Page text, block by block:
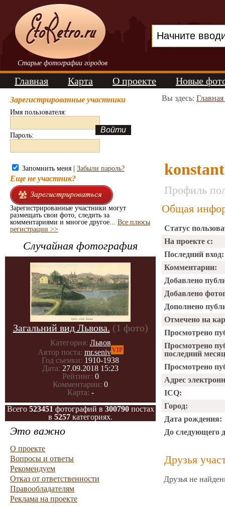
Старые фотографии городов
Главная Карта О проекте Новые
Зарегистрированные участники
Имя пользователя:
Пароль:
Запомнить меня | Забыли пароль?
Еще не участник?
Зарегистрированные участники могут
размещать свои фото, следить за
комментариями и многое другое... Все плюсы
регистрации >>
Случайная фотография
Загальний вид Львова. (1 фото)
Категория: Львов
Автор поста: mr.senivVIP
Год съемки: 1910-1938
Дата: 27.09.2018 15:23
Рейтинг: 0
Комментарии: 0
Карта: -
Всего 523451 фотографий в 300790постах
в 5257 категориях.
Это важно
О проекте
Вопросы и ответы
Рекомендуем
Отказ от ответственности
Правообладателям
Реклама на проекте
Вы здесь:
Профиль
Общая
Статус
На проекте с:
Последний вход:
Комментарии:
Добавлено
Добавлено
Дополнено
Отмечено на
Просмотрено
Просмотрено
последний
Просмотрено
Адрес
ICQ:
Город:
Дата рождения:
До следующего
Друзья
Друзья не